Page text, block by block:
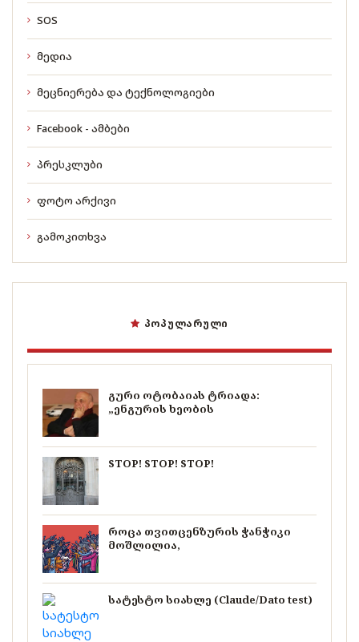
SOS
მედია
მეცნიერება და ტექნოლოგიები
Facebook - ამბები
პრესკლუბი
ფოტო არქივი
გამოკითხვა
ᲞᲝᲞᲣᲚᲐᲠᲣᲚᲘ
გური ოტობაიას ტრიადა:
„ენგურის ხეობის
STOP! STOP! STOP!
როცა თვითცენზურის ჭანჭიკი
მოშლილია,
სატესტო სიახლე (Claude/Dato test)